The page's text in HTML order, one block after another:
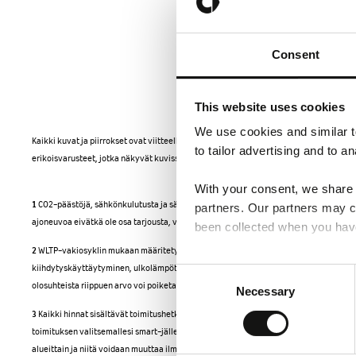
Consent
This website uses cookies
We use cookies and similar
to tailor advertising and to
With your consent, we
partners. Our partners may
been collected when you
Choose whether to allow
consent at any time in the
Consent
Necessary
Kaikki kuvat ja piirrokset ovat viitteellisiä. Tuotannon prosessin takia tilatun
erikoisvarusteet, jotka näkyvät kuvissa, eivät automaattisesti kuulu esitettyyn
1 CO2-päästöjä, sähkönkulutusta ja sähköistä toimintasädettä koskevat tiedot ovet
ajoneuvoa eivätkä ole osa tarjousta, vaan niitä käytetään ainoastaan eri
2WLTP-vakiosyklin mukaan määritetyt toiminta-alueet mahdollistavat
kiihdytyskäyttäytyminen, ulkolämpötila, topografia ja sähköajoneuvojen käyttö
olosuhteista riippuen arvo voi poiketa ilmoitetusta arvosta.
3 Kaikki hinnat sisältävät toimitushetkellä sovellettavan arvonlisäveron (ALV),
toimituksen valitsemallesi smart-jälleenmyyjälle, rekisterikilvet ja uuden
alueittain ja niitä voidaan muuttaa ilman erillistä ilmoitusta. Vehon voimassa